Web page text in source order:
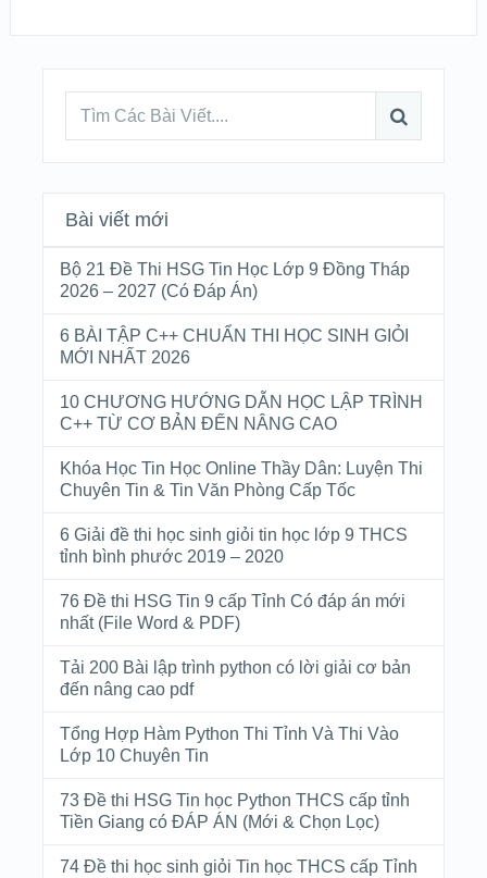
Bài viết mới
Bộ 21 Đề Thi HSG Tin Học Lớp 9 Đồng Tháp
2026 – 2027 (Có Đáp Án)
6 BÀI TẬP C++ CHUẨN THI HỌC SINH GIỎI
MỚI NHẤT 2026
10 CHƯƠNG HƯỚNG DẪN HỌC LẬP TRÌNH
C++ TỪ CƠ BẢN ĐẾN NÂNG CAO
Khóa Học Tin Học Online Thầy Dân: Luyện Thi
Chuyên Tin & Tin Văn Phòng Cấp Tốc
6 Giải đề thi học sinh giỏi tin học lớp 9 THCS
tỉnh bình phước 2019 – 2020
76 Đề thi HSG Tin 9 cấp Tỉnh Có đáp án mới
nhất (File Word & PDF)
Tải 200 Bài lập trình python có lời giải cơ bản
đến nâng cao pdf
Tổng Hợp Hàm Python Thi Tỉnh Và Thi Vào
Lớp 10 Chuyên Tin
73 Đề thi HSG Tin học Python THCS cấp tỉnh
Tiền Giang có ĐÁP ÁN (Mới & Chọn Lọc)
74 Đề thi học sinh giỏi Tin học THCS cấp Tỉnh